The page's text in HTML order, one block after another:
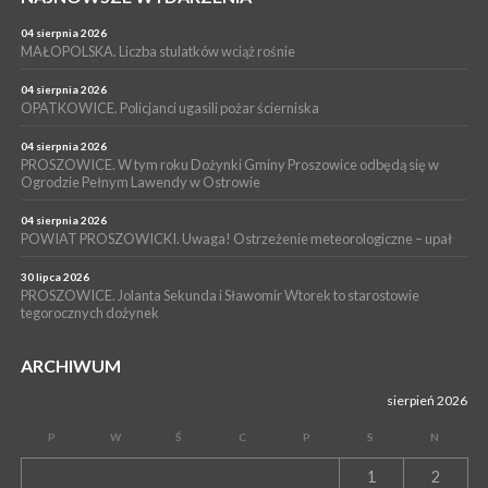
Czwartki w Bibliotece”
14 lipca 2026
PROSZOWICE. 26 lipca odbędzie się XII Marsz Rzeczpospolitej
WYDARZENIA
13 lipca 2026
Szpitalu im. Ojca Rafała z Proszowic już działa
04 sierpnia 2026
MAŁOPOLSKA. Liczba stulatków wciąż rośnie
04 sierpnia 2026
OPATKOWICE. Policjanci ugasili pożar ścierniska
04 sierpnia 2026
PROSZOWICE. W tym roku Dożynki Gminy Proszowice odbędą się w
Ogrodzie Pełnym Lawendy w Ostrowie
04 sierpnia 2026
POWIAT PROSZOWICKI. Uwaga! Ostrzeżenie meteorologiczne – upał
30 lipca 2026
PROSZOWICE. Jolanta Sekunda i Sławomir Wtorek to starostowie
tegorocznych dożynek
ARCHIWUM
sierpień 2026
P W Ś C P S N
1 2